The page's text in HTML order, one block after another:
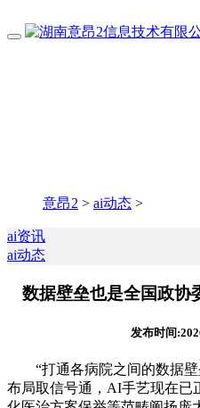
意昂2 > ai动态 >
ai资讯
ai动态
数据壁垒也是全国政协
发布时间
“打通各病院之间的数据壁
布局取信号通，AI手艺现在已